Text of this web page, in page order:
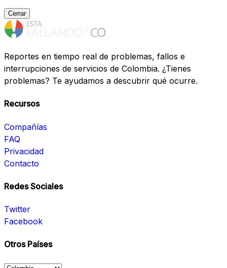
Cerrar
Reportes en tiempo real de problemas, fallos e
interrupciones de servicios de Colombia. ¿Tienes
problemas? Te ayudamos a descubrir qué ocurre.
Recursos
Compañías
FAQ
Privacidad
Contacto
Redes Sociales
Twitter
Facebook
Otros Países